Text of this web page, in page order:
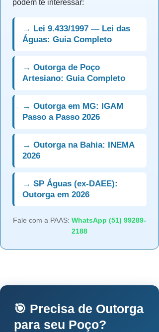
podem te interessar:
→ Lei 9.433/1997 — Lei das
Águas: Guia Completo
→ Outorga de Poço
Artesiano: Guia Completo
→ Outorga em MG: IGAM
Passo a Passo 2026
→ Outorga na Bahia: INEMA
2026
→ SP Águas (ex-DAEE):
Outorga em 2026
Fale com a PAAS: WhatsApp (51) 99289-
2188
🎯 Precisa de Outorga
para seu Poço?